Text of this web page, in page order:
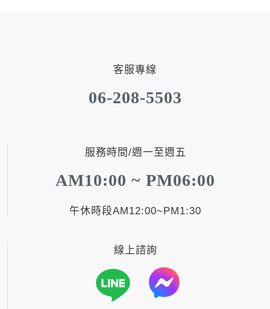
黑帝．生物素+鋅+鐵+白首烏
鋼韌．高單位MSM
客服專線
06-208-5503
服務時間/週一至週五
AM10:00 ~ PM06:00
午休時段AM12:00~PM1:30
線上諮詢